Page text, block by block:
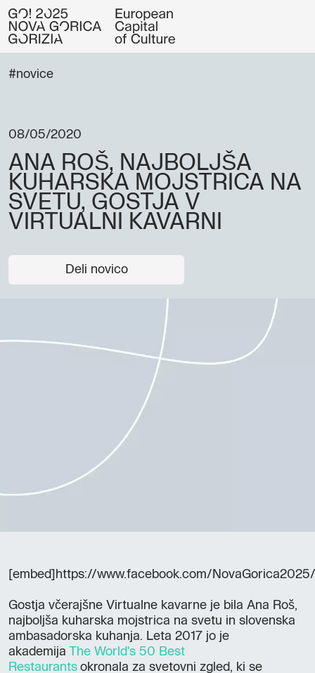
#novice
08/05/2020
ANA ROŠ, NAJBOLJŠA
KUHARSKA MOJSTRICA NA
SVETU, GOSTJA V
VIRTUALNI KAVARNI
Deli novico
[embed]https://www.facebook.com/
Gostja včerajšne Virtualne kavarne je bila Ana Roš,
najboljša kuharska mojstrica na svetu in slovenska
ambasadorska kuhanja. Leta 2017 jo je
akademija The World's 50 Best
Restaurants okronala za svetovni zgled, ki se